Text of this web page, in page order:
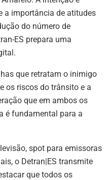
a importância de atitudes
do número de
ES prepara uma
que retratam o inimigo
os riscos do trânsito e a
que em ambos os
é fundamental para a
spot para emissoras
o Detran|ES transmite
que todos os